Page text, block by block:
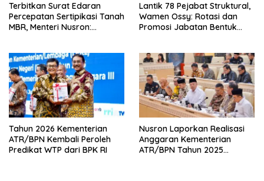
Terbitkan Surat Edaran
Percepatan Sertipikasi Tanah
MBR, Menteri Nusron:
Secara Utuh
Lantik 78 Pejabat Struktural,
Wamen Ossy: Rotasi dan
Promosi Jabatan Bentuk
Tahun 2026 Kementerian
ATR/BPN Kembali Peroleh
Predikat WTP dari BPK RI
Nusron Laporkan Realisasi
Anggaran Kementerian
ATR/BPN Tahun 2025